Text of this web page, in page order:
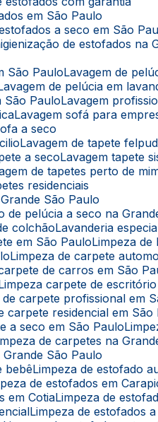
em São Paulo
estofados a seco em São
de estofados na
São Paulo Lavagem de
Lavagem de pelúcia em
São Paulo Lavagem
Lavagem sofá para
a seco
Lavagem de tapete
a seco Lavagem tapete
de tapetes perto de
residenciais
São Paulo
de pelúcia a seco na
colchão Lavanderia
em São Paulo Limpeza
Limpeza de carpete
carpete de carros em São
Limpeza carpete de escritório
de carpete profissional em
carpete residencial em São
a seco em São Paulo
de carpetes na
Grande São Paulo
bebê Limpeza de estofado
de estofados em
em Cotia Limpeza de
Limpeza de estofados